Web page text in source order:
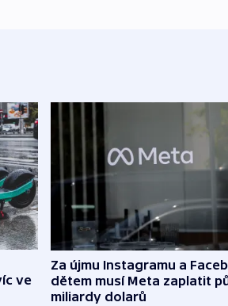
ve
Za újmu Instagramu a
dětem musí Meta zaplatit
miliardy dolarů